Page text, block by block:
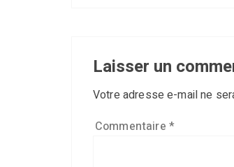
Laisser un
Votre adresse e-mail ne
Commentaire *